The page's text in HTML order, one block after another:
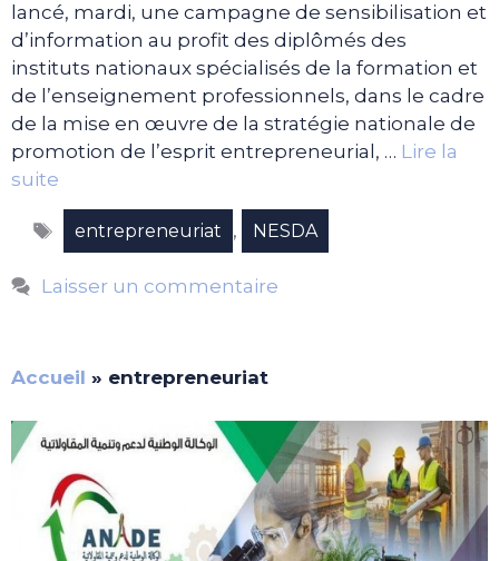
lancé, mardi, une campagne de sensibilisation et
d’information au profit des diplômés des
instituts nationaux spécialisés de la formation et
de l’enseignement professionnels, dans le cadre
de la mise en œuvre de la stratégie nationale de
promotion de l’esprit entrepreneurial, … Lire la
suite
Étiquettes
entrepreneuriat , NESDA
Laisser un commentaire
Accueil » entrepreneuriat